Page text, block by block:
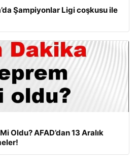
Şampiyonlar Ligi coşkusu ile
Oldu? AFAD’dan 13 Aralık